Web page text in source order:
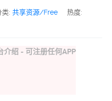
类:共享资源/Free
热度: